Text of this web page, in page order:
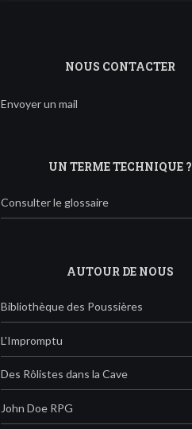
NOUS CONTACTER
Envoyer un mail
UN TERME TECHNIQUE ?
Consulter le glossaire
AUTOUR DE NOUS
Bibliothèque des Poussières
L'Impromptu
Des Rôlistes dans la Cave
John Doe RPG